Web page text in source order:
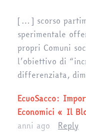
[…] scorso
sperimentale
propri Comuni
l’obiettivo di
differenziata,
EcuoSacco:
Economici « Il
anni ago
Reply